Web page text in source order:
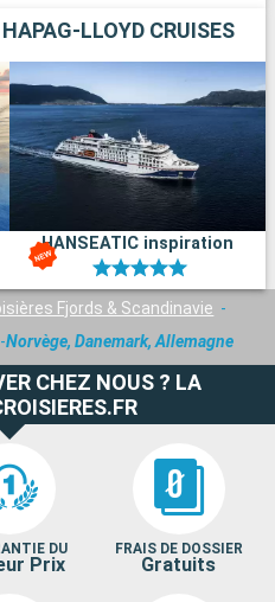
LLOYD CRUISES
HANSEATIC inspiration
Fjords & Scandinavie
Norvège, Danemark, Allemagne
CHEZ NOUS ? LA
DU
Prix
FRAIS DE DOSSIER
Gratuits